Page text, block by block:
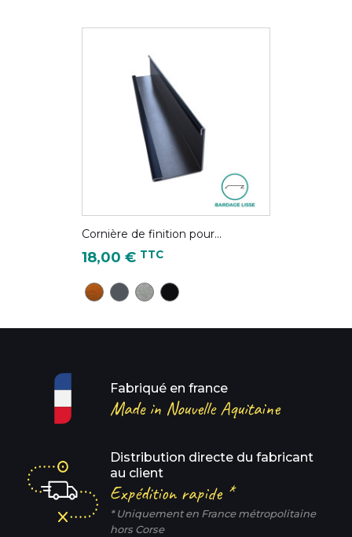
Cornière de finition pour...
Prix
18,00 € TTC
CD28 - Chêne Doré
Gris Anthracite - RAL 7016
Gris antique - Couleur Zinc
Noir foncé - RAL 9005
Fabriqué en france
Made in Nouvelle Aquitaine
Distribution directe du fabricant
au client
Expédition rapide *
* Uniquement en France métropolitaine
hors Corse